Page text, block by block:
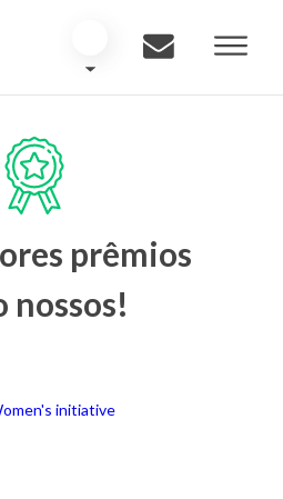
prêmios
nossos!